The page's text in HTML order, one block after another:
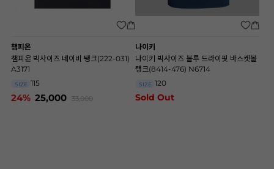
챔피온
챔피온 빅사이즈 네이비 탱크(222-031)
A3171
SIZE 115
24% 25,000 33,000
나이키
나이키 빅사이즈 블루 드라이핏 바스켓볼
탱크(8414-476) N6714
SIZE 120
Sold Out